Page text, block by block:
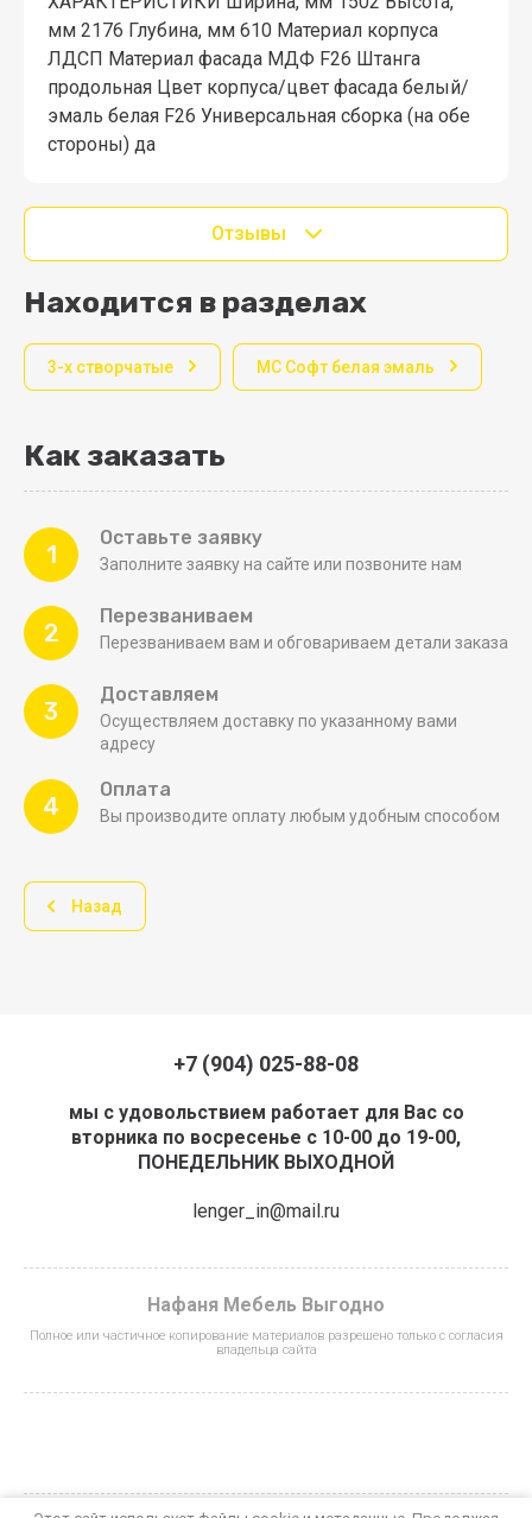
мм 2176 Глубина, мм 610 Материал корпуса
ЛДСП Материал фасада МДФ F26 Штанга
продольная Цвет корпуса/цвет фасада белый/
эмаль белая F26 Универсальная сборка (на обе
стороны) да
Отзывы
Находится в разделах
3-х створчатые МС Софт белая эмаль
Как заказать
1
Оставьте заявку
Заполните заявку на сайте или позвоните нам
2
Перезваниваем
Перезваниваем вам и обговариваем детали заказа
3
Доставляем
Осуществляем доставку по указанному вами
адресу
4
Оплата
Вы производите оплату любым удобным способом
Назад
+7 (904) 025-88-08
мы с удовольствием работает для Вас со
вторника по восресенье с 10-00 до 19-00,
ПОНЕДЕЛЬНИК ВЫХОДНОЙ
lenger_in@mail.ru
Нафаня Мебель Выгодно
Полное или частичное копирование материалов разрешено только с согласия
владельца сайта